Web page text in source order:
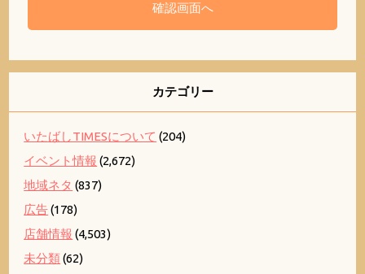
カテゴリー
いたばしTIMESについて (204)
イベント情報 (2,672)
地域ネタ (837)
広告(178)
店舗情報 (4,503)
未分類(62)